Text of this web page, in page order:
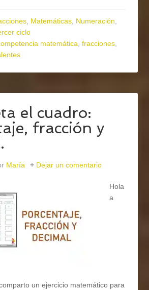
, Matemáticas, Numeración,
ciclo
matemática,fracciones,
el cuadro:
fracción y
María Dejar un comentario
Hola
a
un ejercicio matemático para